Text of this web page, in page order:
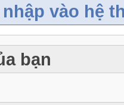
vào hệ
bạn